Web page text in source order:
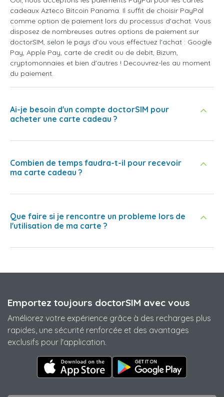
cadeaux Azteco Bitcoin Panama. Il suffit de choisir PayPal
comme option de paiement lors du processus d'achat. Vous
disposez de nombreuses autres options de paiement sur
doctorSIM, selon le pays d'ou vous effectuez l'achat : Google
Pay, Apple Pay, carte de credit ou de debit, Bizum,
cryptomonnaies et bien d'autres ! Decouvrez-les au moment
du paiement.
Ai-je besoin d'un compte doctorSIM pour
acheter une carte cadeau ?
Combien de temps faudra-t-il pour recevoir
ma carte cadeau ?
Que faire si je rencontre un probleme lors de
l'utilisation de ma carte ?
Emportez toujours doctorSIM avec vous
Améliorez votre expérience grâce à des recharges plus
rapides, une sécurité renforcée et des avantages
exclusifs pour l'application.